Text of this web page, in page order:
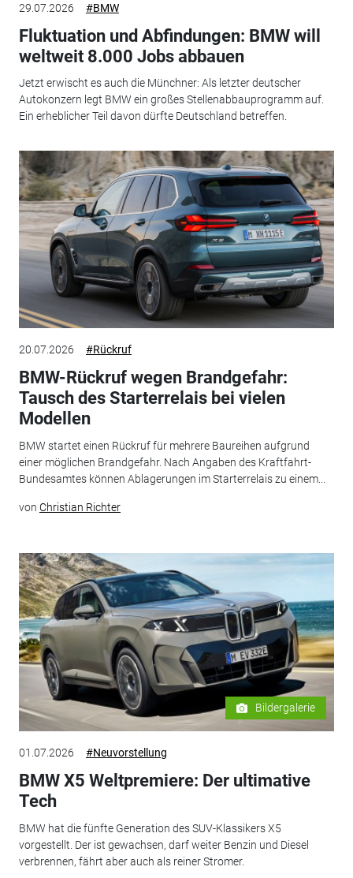
29.07.2026 #BMW
Fluktuation und Abfindungen: BMW will
weltweit 8.000 Jobs abbauen
Jetzt erwischt es auch die Münchner: Als letzter deutscher
Autokonzern legt BMW ein großes Stellenabbauprogramm auf.
Ein erheblicher Teil davon dürfte Deutschland betreffen.
20.07.2026 #Rückruf
BMW-Rückruf wegen Brandgefahr:
Tausch des Starterrelais bei vielen
Modellen
BMW startet einen Rückruf für mehrere Baureihen aufgrund
einer möglichen Brandgefahr. Nach Angaben des Kraftfahrt-
Bundesamtes können Ablagerungen im Starterrelais zu einem...
von Christian Richter
Bildergalerie
01.07.2026 #Neuvorstellung
BMW X5 Weltpremiere: Der ultimative
Tech
BMW hat die fünfte Generation des SUV-Klassikers X5
vorgestellt. Der ist gewachsen, darf weiter Benzin und Diesel
verbrennen, fährt aber auch als reiner Stromer.